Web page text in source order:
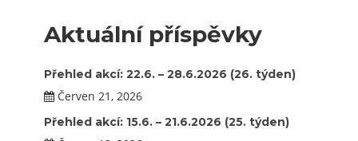
Aktuální příspěvky
Přehled akcí: 22.6. – 28.6.2026 (26. týden)
Červen 21, 2026
Přehled akcí: 15.6. – 21.6.2026 (25. týden)